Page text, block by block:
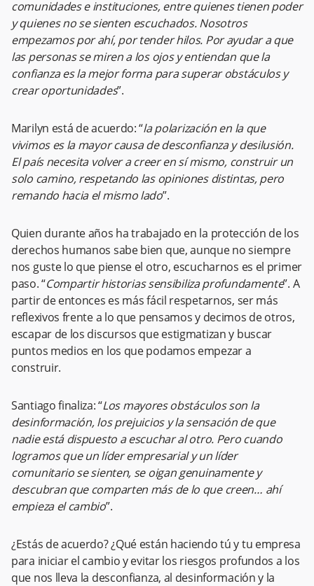
comunidades e instituciones, entre quienes tienen poder
y quienes no se sienten escuchados. Nosotros
empezamos por ahí, por tender hilos. Por ayudar a que
las personas se miren a los ojos y entiendan que la
confianza es la mejor forma para superar obstáculos y
crear oportunidades”.
Marilyn está de acuerdo: “la polarización en la que
vivimos es la mayor causa de desconfianza y desilusión.
El país necesita volver a creer en sí mismo, construir un
solo camino, respetando las opiniones distintas, pero
remando hacia el mismo lado”.
Quien durante años ha trabajado en la protección de los
derechos humanos sabe bien que, aunque no siempre
nos guste lo que piense el otro, escucharnos es el primer
paso. “Compartir historias sensibiliza profundamente”. A
partir de entonces es más fácil respetarnos, ser más
reflexivos frente a lo que pensamos y decimos de otros,
escapar de los discursos que estigmatizan y buscar
puntos medios en los que podamos empezar a
construir.
Santiago finaliza: “Los mayores obstáculos son la
desinformación, los prejuicios y la sensación de que
nadie está dispuesto a escuchar al otro. Pero cuando
logramos que un líder empresarial y un líder
comunitario se sienten, se oigan genuinamente y
descubran que comparten más de lo que creen… ahí
empieza el cambio”.
¿Estás de acuerdo? ¿Qué están haciendo tú y tu empresa
para iniciar el cambio y evitar los riesgos profundos a los
que nos lleva la desconfianza, al desinformación y la